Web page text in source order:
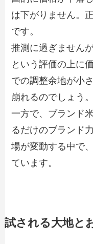
は下がりません。
です。
推測に過ぎません
という評価の上に
での調整余地が小
崩れるのでしょう。
一方で、ブランド
るだけのブランド
場が変動する中で
ています。
試される大地と